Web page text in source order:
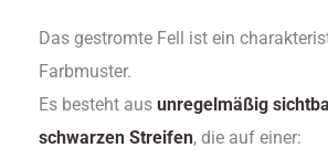
Das gestromte Fell ist ein
Farbmuster.
Es besteht aus unregelmäßig
schwarzen Streifen, die auf einer: